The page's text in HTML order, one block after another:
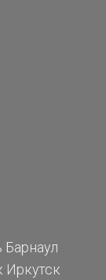
Барнаул
Иркутск